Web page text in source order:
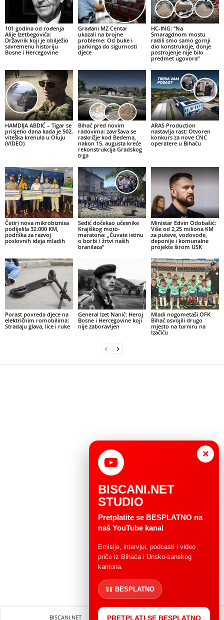
101 godina od rođenja
Alije Izetbegovića:
Državnik koji je obilježio
savremenu historiju
Bosne i Hercegovine
Građani MZ Centar
ukazali na brojne
probleme: Od buke i
parkinga do sigurnosti
djece
HC-ING: “Na
Smaragdnom mostu
radili smo samo gornji
dio konstrukcije, donje
postrojenje nije bilo
predmet ugovora”
HAMDIJA ABDIĆ – Tigar se
prisjetio dana kada je 502.
viteška krenula u Oluju
(VIDEO)
Bihać pred novim
radovima: završava se
raskrižje kod Bedema,
nakon 15. augusta kreće
rekonstrukcija Gradskog
trga
ARAS Production
nastavlja rast: Otvoren
konkurs za nove CNC
operatere u Bihaću
Četiri nova mikrobiznisa
podijelila 32.000 KM,
podrška za razvoj
poslovnih ideja mladih
Sedić dočekao učesnike
Krajiškog moto-
maratona: „Čuvate istinu
o borbi i žrtvi naših
branilaca“
Ministar Edvin Odobašić:
Više od 2,25 miliona KM
za puteve, vodovode,
deponije i komunalne
projekte širom USK
Porast povreda djece na
električnim romobilima:
Stradaju glava, lice i ruke
General Izet Nanić: Heroj
Bosne i Hercegovine koji
nije zaboravljen
Mladi nogometaši OFK
Bihać osvojili drugo
mjesto na turniru na
Izačiću
BISCANI.NET Impressum Uvjeti korištenja
×
BISCANI.NET
STUDIO
Pretplatite se BESPLATNO na
naš YouTube kanal
Emisije, intervjui, podcasti i video
priče iz Bihaća i Unsko-sanskog
kantona.
BESPLATNO
PRETPLATI SE BESPLATNO